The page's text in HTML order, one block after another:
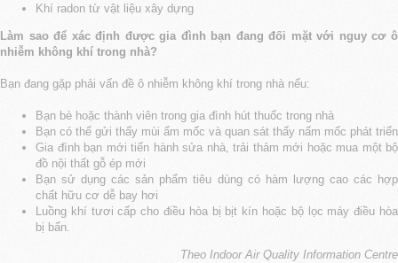
Khí radon từ vật liệu xây dựng
Làm sao để xác định được gia đình bạn đang đối mặt với nguy cơ ô
nhiễm không khí trong nhà?
Bạn đang gặp phải vấn đề ô nhiễm không khí trong nhà nếu:
Bạn bè hoặc thành viên trong gia đình hút thuốc trong nhà
Bạn có thể gửi thấy mùi ẩm mốc và quan sát thấy nấm mốc phát triển
Gia đình bạn mới tiến hành sửa nhà, trải thảm mới hoặc mua một bộ
đồ nội thất gỗ ép mới
Bạn sử dụng các sản phẩm tiêu dùng có hàm lượng cao các hợp
chất hữu cơ dễ bay hơi
Luồng khí tươi cấp cho điều hòa bị bịt kín hoặc bộ lọc máy điều hòa
bị bẩn.
Theo Indoor Air Quality Information Centre